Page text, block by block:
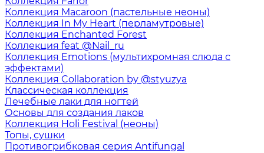
Коллекция Macaroon (пастельные неоны)
Коллекция In My Heart (перламутровые)
Коллекция Enchanted Forest
Коллекция feat @Nail_ru
Коллекция Emotions (мультихромная слюда с
эффектами)
Коллекция Collaboration by @styuzya
Классическая коллекция
Лечебные лаки для ногтей
Основы для создания лаков
Коллекция Holi Festival (неоны)
Топы, сушки
Противогрибковая серия Antifungal